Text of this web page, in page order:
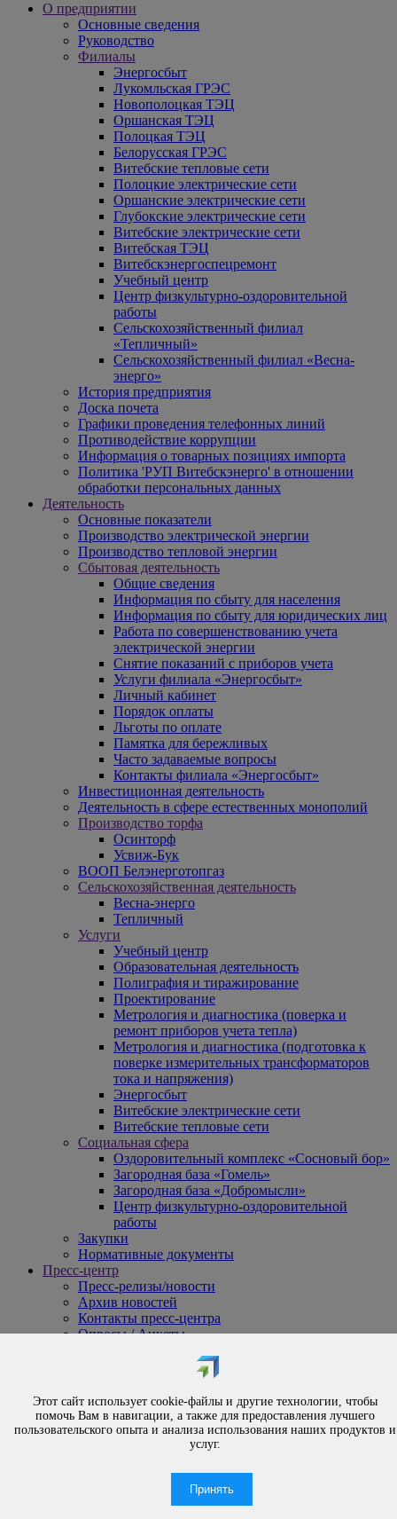
О предприятии
Основные сведения
Руководство
Филиалы
Энергосбыт
Лукомльская ГРЭС
Новополоцкая ТЭЦ
Оршанская ТЭЦ
Полоцкая ТЭЦ
Белорусская ГРЭС
Витебские тепловые сети
Полоцкие электрические сети
Оршанские электрические сети
Глубокские электрические сети
Витебские электрические сети
Витебская ТЭЦ
Витебскэнергоспецремонт
Учебный центр
Центр физкультурно-оздоровительной
работы
Сельскохозяйственный филиал
«Тепличный»
Сельскохозяйственный филиал «Весна-
энерго»
История предприятия
Доска почета
Графики проведения телефонных линий
Противодействие коррупции
Информация о товарных позициях импорта
Политика 'РУП Витебскэнерго' в отношении
обработки персональных данных
Деятельность
Основные показатели
Производство электрической энергии
Производство тепловой энергии
Сбытовая деятельность
Общие сведения
Информация по сбыту для населения
Информация по сбыту для юридических лиц
Работа по совершенствованию учета
электрической энергии
Снятие показаний с приборов учета
Услуги филиала «Энергосбыт»
Личный кабинет
Порядок оплаты
Льготы по оплате
Памятка для бережливых
Часто задаваемые вопросы
Контакты филиала «Энергосбыт»
Инвестиционная деятельность
Деятельность в сфере естественных монополий
Производство торфа
Осинторф
Усвиж-Бук
ВООП Белэнерготопгаз
Сельскохозяйственная деятельность
Весна-энерго
Тепличный
Услуги
Учебный центр
Образовательная деятельность
Полиграфия и тиражирование
Проектирование
Метрология и диагностика (поверка и
ремонт приборов учета тепла)
Метрология и диагностика (подготовка к
поверке измерительных трансформаторов
тока и напряжения)
Энергосбыт
Витебские электрические сети
Витебские тепловые сети
Социальная сфера
Оздоровительный комплекс «Сосновый бор»
Загородная база «Гомель»
Загородная база «Добромысли»
Центр физкультурно-оздоровительной
работы
Закупки
Нормативные документы
Пресс-центр
Пресс-релизы/новости
Архив новостей
Контакты пресс-центра
Опросы / Анкеты
Обращения
Порядок рассмотрения обращений
Личный приём
Электронные обращения
Часто задаваемые вопросы
Этот сайт использует cookie-файлы и другие технологии, чтобы
помочь Вам в навигации, а также для предоставления лучшего
пользовательского опыта и анализа использования наших продуктов и
услуг.
Принять